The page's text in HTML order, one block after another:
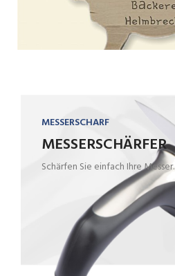
MESSERSCHARF
MESSERSCHÄRFER
Schärfen Sie einfach Ihre Messer.